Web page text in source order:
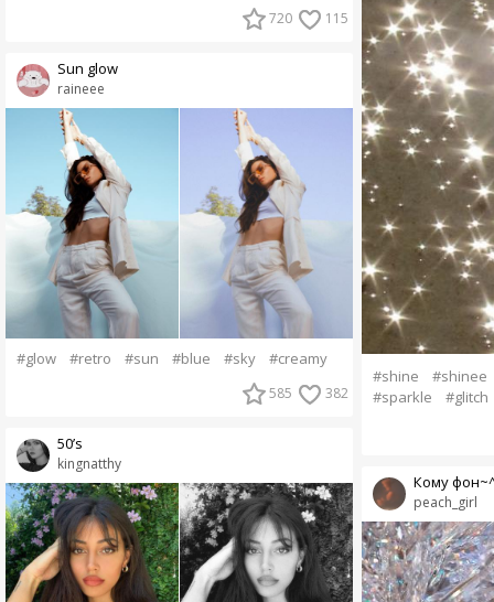
720 115
raineee
Sun glow
#glow #retro #sun #blue #sky #creamy
585 382
kingnatthy
50’s
#shine
#shinee
#sparkle
#glitch
peach_girl
Кому